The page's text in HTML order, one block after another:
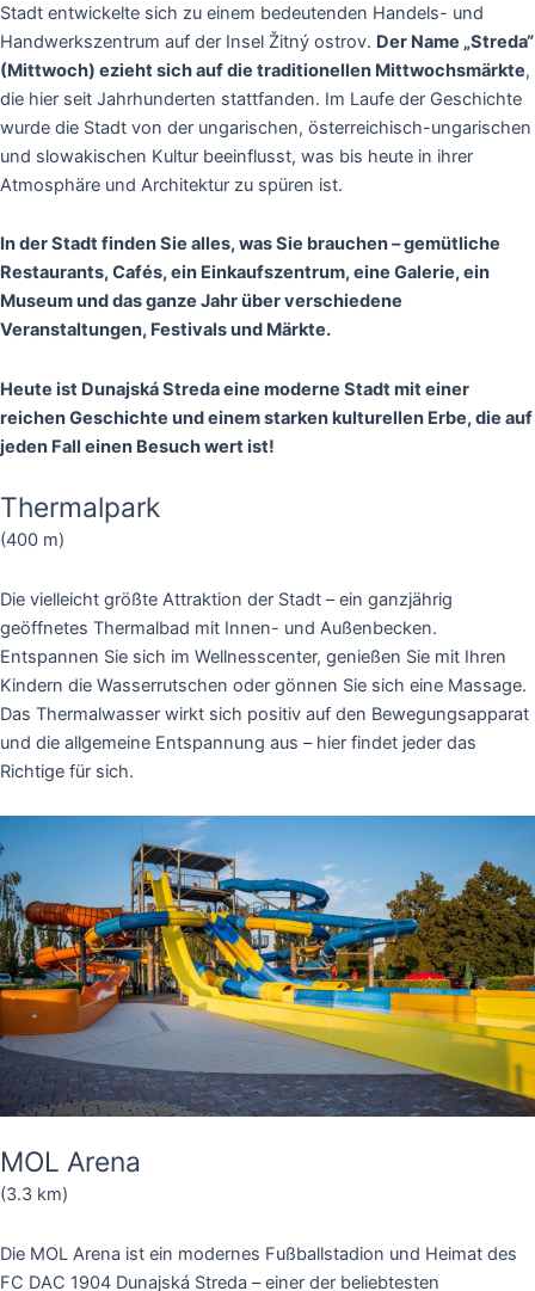
Stadt entwickelte sich zu einem bedeutenden Handels- und
Handwerkszentrum auf der Insel Žitný ostrov. Der Name „Streda“
(Mittwoch) ezieht sich auf die traditionellen Mittwochsmärkte,
die hier seit Jahrhunderten stattfanden. Im Laufe der Geschichte
wurde die Stadt von der ungarischen, österreichisch-ungarischen
und slowakischen Kultur beeinflusst, was bis heute in ihrer
Atmosphäre und Architektur zu spüren ist.
In der Stadt finden Sie alles, was Sie brauchen – gemütliche
Restaurants, Cafés, ein Einkaufszentrum, eine Galerie, ein
Museum und das ganze Jahr über verschiedene
Veranstaltungen, Festivals und Märkte.
Heute ist Dunajská Streda eine moderne Stadt mit einer
reichen Geschichte und einem starken kulturellen Erbe, die auf
jeden Fall einen Besuch wert ist!
Thermalpark
(400 m)
Die vielleicht größte Attraktion der Stadt – ein ganzjährig
geöffnetes Thermalbad mit Innen- und Außenbecken.
Entspannen Sie sich im Wellnesscenter, genießen Sie mit Ihren
Kindern die Wasserrutschen oder gönnen Sie sich eine Massage.
Das Thermalwasser wirkt sich positiv auf den Bewegungsapparat
und die allgemeine Entspannung aus – hier findet jeder das
Richtige für sich.
MOL Arena
(3.3 km)
Die MOL Arena ist ein modernes Fußballstadion und Heimat des
FC DAC 1904 Dunajská Streda – einer der beliebtesten